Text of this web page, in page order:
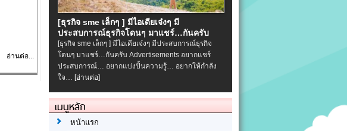
อ่านต่อ...
[ธุรกิจ sme เล็กๆ ] มีไอเดียเจ๋งๆ มี
ประสบการณ์ธุรกิจโดนๆ มาแชร์…กันครับ
[ธุรกิจ sme เล็กๆ ] มีไอเดียเจ๋งๆ มีประสบการณ์ธุรกิจ
โดนๆ มาแชร์…กันครับ Advertisements อยากแชร์
ประสบการณ์… อยากแบ่งปั้นความรู้… อยากให้กำลัง
ใจ… [อ่านต่อ]
เมนูหลัก
หน้าแรก